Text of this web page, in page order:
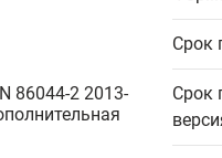
86044-2 2013-
Срок
Срок